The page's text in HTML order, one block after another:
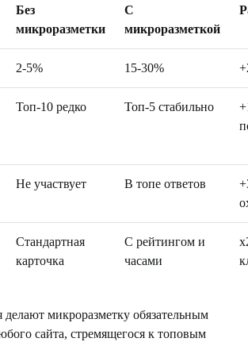
Без
микроразметки
С
микроразметкой
2-5% 15-30%
Топ-10 редко Топ-5 стабильно
Не участвует В топе ответов
Стандартная
карточка
С рейтингом и
часами
делают микроразметку обязательным
сайта, стремящегося к топовым